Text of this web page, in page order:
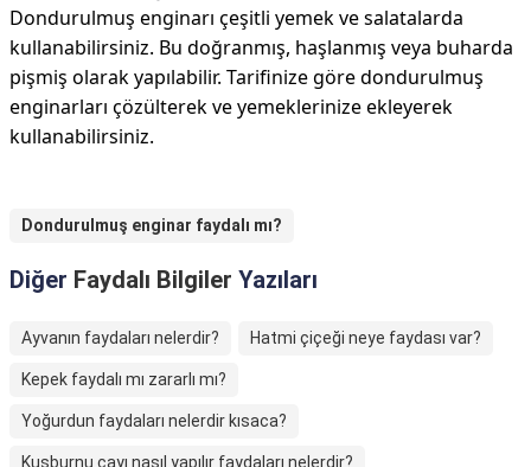
Dondurulmuş enginarı çeşitli yemek ve salatalarda
kullanabilirsiniz. Bu doğranmış, haşlanmış veya buharda
pişmiş olarak yapılabilir. Tarifinize göre dondurulmuş
enginarları çözülterek ve yemeklerinize ekleyerek
kullanabilirsiniz.
Dondurulmuş enginar faydalı mı?
Diğer Faydalı Bilgiler Yazıları
Ayvanın faydaları nelerdir? Hatmi çiçeği neye faydası var?
Kepek faydalı mı zararlı mı?
Yoğurdun faydaları nelerdir kısaca?
Kuşburnu çayı nasıl yapılır faydaları nelerdir?